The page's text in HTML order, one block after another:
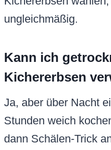
ungleichmäßig.
Kann ich
Kichererbsen
Ja, aber über Nacht
Stunden weich
dann Schälen-Trick